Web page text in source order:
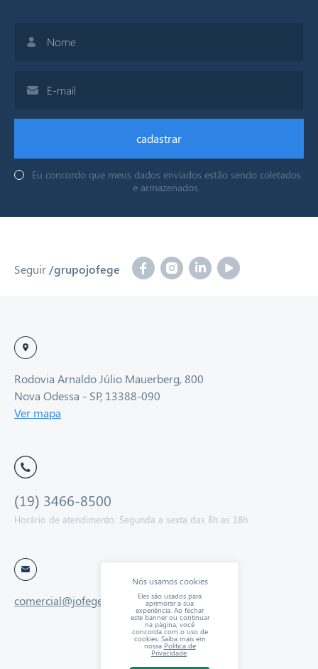
cadastrar
Eu concordo que meus dados enviados estão sendo coletados
e armazenados.
Seguir /grupojofege
Rodovia Arnaldo Júlio Mauerberg, 800
Nova Odessa - SP, 13388-090
Ver mapa
(19) 3466-8500
Horário de atendimento: Segunda a sexta das 8h as 18h
comercial@jofegetextil.com.br
Nós usamos cookies
Eles são usados para
aprimorar a sua
experiência. Ao fechar
este banner ou continuar
na página, você
concorda com o uso de
cookies. Saiba mais em
nossa Política de
Privacidade.